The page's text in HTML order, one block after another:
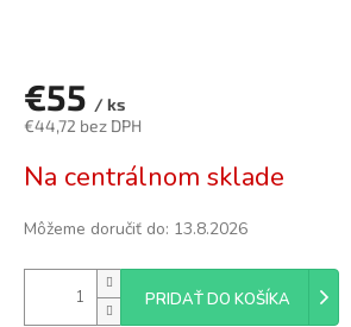
€55 / ks
€44,72 bez DPH
cena:
Na centrálnom sklade
Môžeme doručiť do: 13.8.2026
PRIDAŤ DO KOŠÍKA